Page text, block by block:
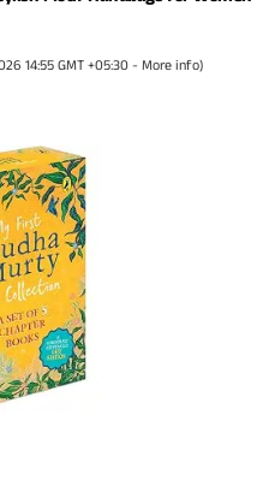
14:55 GMT +05:30 - More info)